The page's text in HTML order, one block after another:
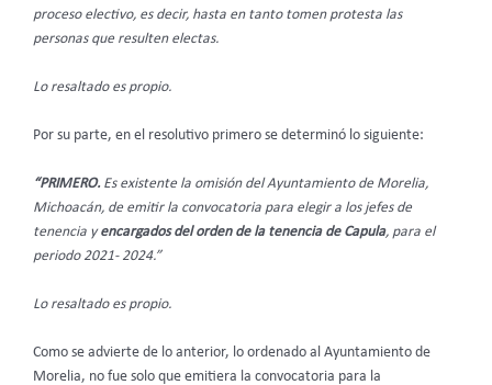
proceso electivo, es decir, hasta en tanto tomen protesta las
personas que resulten electas.
Lo resaltado es propio.
Por su parte, en el resolutivo primero se determinó lo siguiente:
“PRIMERO.Es existente la omisión del Ayuntamiento de Morelia,
Michoacán, de emitir la convocatoria para elegir a los jefes de
tenencia yencargados del orden de la tenencia de Capula, para el
periodo 2021- 2024.”
Lo resaltado es propio.
Como se advierte de lo anterior, lo ordenado al Ayuntamiento de
Morelia, no fue solo que emitiera la convocatoria para la